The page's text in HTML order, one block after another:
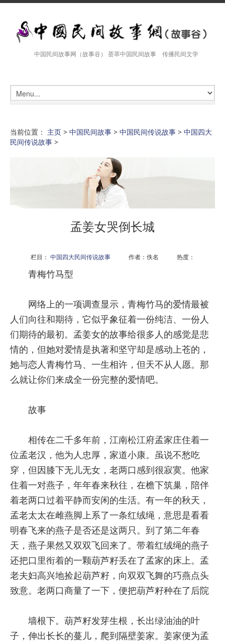
中国民间故事网（故事谷） 荟萃中国民间故事 传播民间文学
当前位置： 主页 > 中国民间故事 > 中国民间传说故事 > 中国四大
民间传说故事 >
孟姜女哭倒长城
栏目： 中国四大民间传说故事作者：佚名 热度：
青梅竹马型
网络上的一项调查显示，青梅竹马的爱情最被
人们向往和期待，它似乎象征着一份纯洁、一份人
们期待的最初。孟姜女的故事给很多人的感觉是悲
情的，但她对爱情是执著和坚守却是感动上苍的，
她与恋人青梅竹马、一生相许，但天不从人愿。那
么就让你们来成全一份完整的爱情吧。
故事
相传在二千多年前，江南松江府孟家庄住着一
位孟老汉，他为人忠厚，家道小康。虽说不愁吃
穿，但因膝下无儿无女，老两口感到很寂寞。他家
住着一对燕子，年年春来秋往，在檐下筑巢，陪伴
着老两口过着平静而安闲的生活。有一年的秋天，
孟老太太在雌燕脚上系了一条红绒绳，意思是看看
明春飞来的燕子是否还是这两只。到了第二年春
天，燕子果然又双双飞回来了。带着红绒绳的燕子
还把口里衔着的一颗葫芦籽丢在了孟家的床上。孟
老夫妇高兴地捡起葫芦籽，向双双飞舞的巧燕点头
致意。老两口商量了一下，便把葫芦籽种在了后院
墙根下。葫芦籽发芽生根，长出绿油油的叶
子，伸出长长的蔓儿，爬到隔壁姜家。姜家便为孟